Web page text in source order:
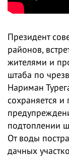
Президент
районов,
жителями и
штаба по
Нариман
сохраняется
подтоплении
От воды
дачных